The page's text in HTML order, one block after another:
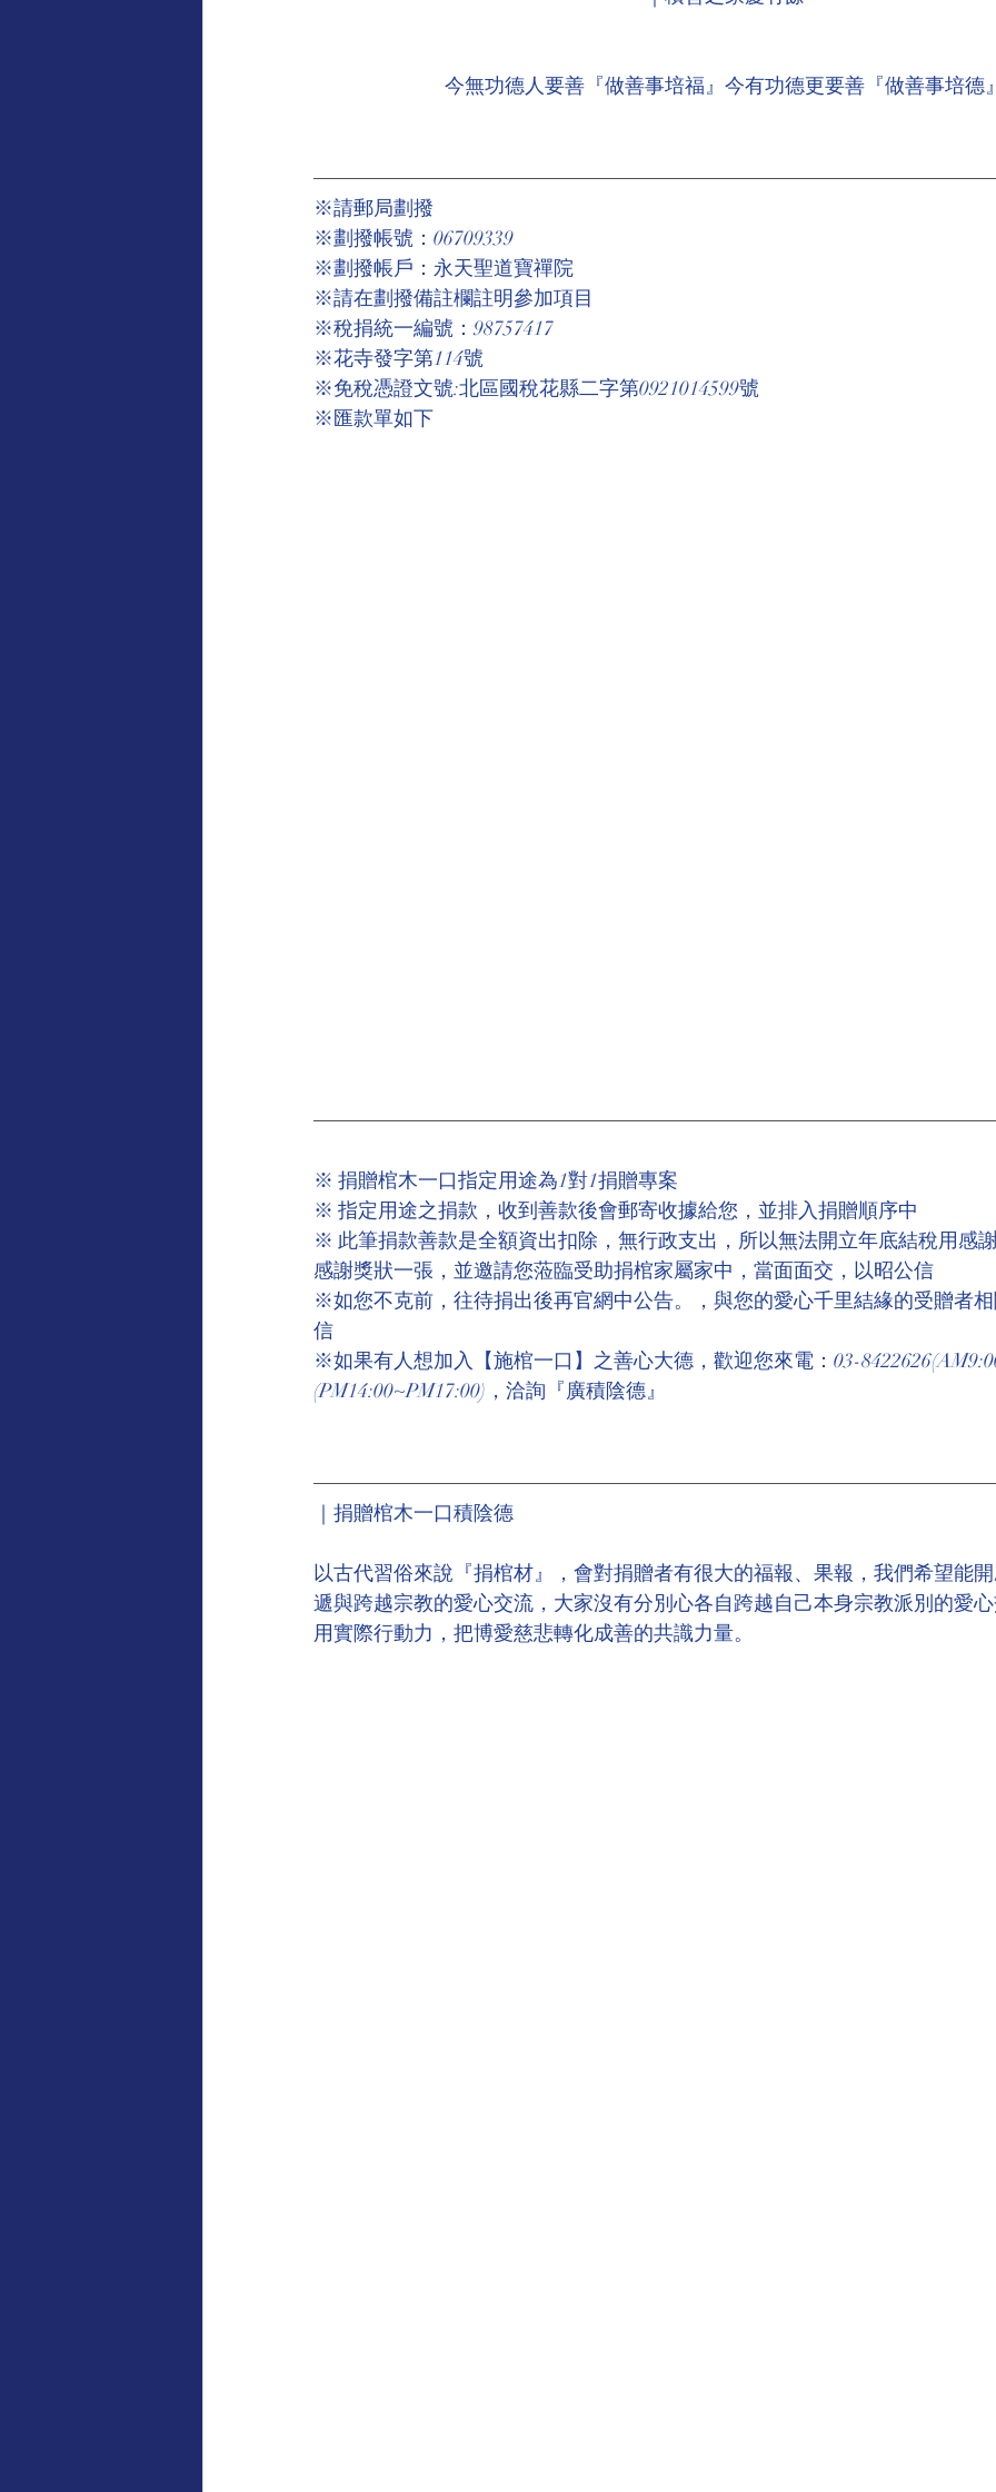
今無功德人要善『做善事培福』今有功德更要善『做善事培德
※請郵局劃撥
※劃撥帳號：06709339
※劃撥帳戶：永天聖道寶禪院
※請在劃撥備註欄註明參加項目
※稅捐統一編號：98757417
※花寺發字第114號
※免稅憑證文號:北區國稅花縣二字第0921014599號
※匯款單如下
※ 捐贈棺木一口指定用途為1對1捐贈專案
※ 指定用途之捐款，收到善款後會郵寄收據給您，並排入捐贈順序中
※ 此筆捐款善款是全額資出扣除，無行政支出，所以無法開立年底結稅用感
感謝獎狀一張，並邀請您蒞臨受助捐棺家屬家中，當面面交，以昭公信
※如您不克前，往待捐出後再官網中公告。，與您的愛心千里結緣的受贈者
信
※如果有人想加入【施棺一口】之善心大德，歡迎您來電：03-
(PM14:00~PM17:00)，洽詢『廣積陰德』
｜捐贈棺木一口積陰德
以古代習俗來說『捐棺材』，會對捐贈者有很大的福報、果報，我們希望能
遞與跨越宗教的愛心交流，大家沒有分別心各自跨越自己本身宗教派別的愛
用實際行動力，把博愛慈悲轉化成善的共識力量。